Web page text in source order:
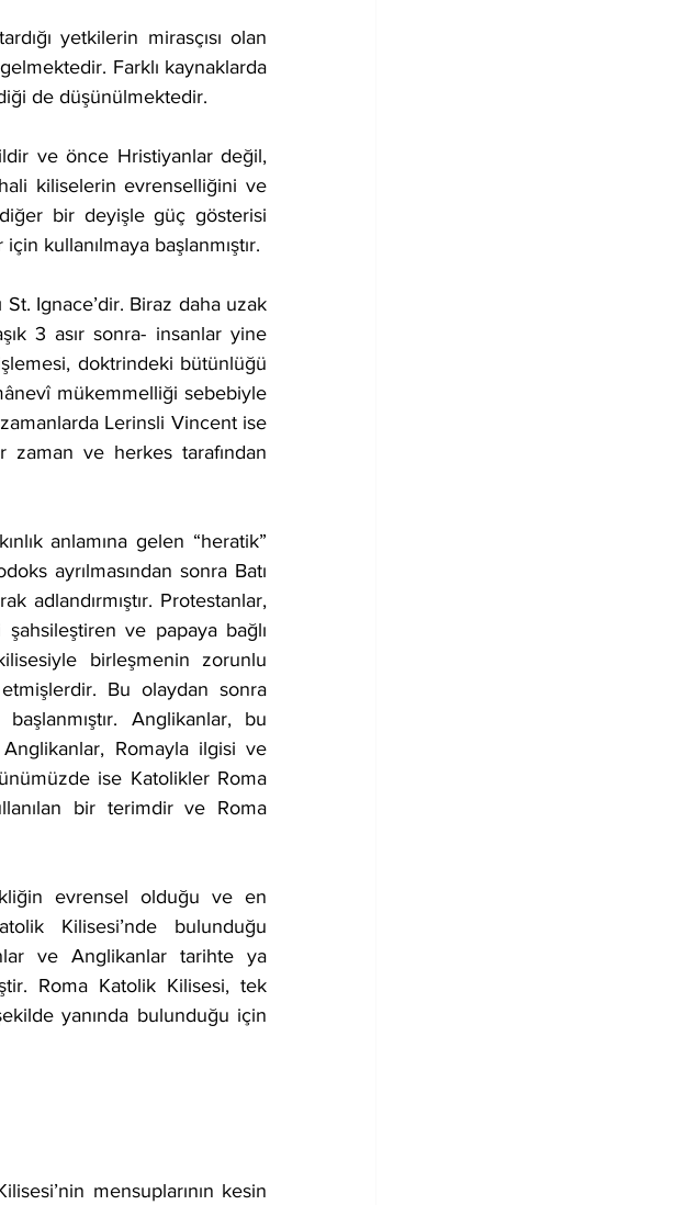
Farklı kaynaklarda
de düşünülmektedir.
kiliselerin evrenselliğini ve
bir deyişle güç gösterisi
kullanılmaya başlanmıştır.
3 asır sonra- insanlar yine
doktrindeki bütünlüğü
mükemmelliği sebebiyle
Lerinsli Vincent ise
ve herkes tarafından
ayrılmasından sonra Batı
adlandırmıştır. Protestanlar,
ve papaya bağlı
birleşmenin zorunlu
Bu olaydan sonra
Anglikanlar, bu
Anglikanlar, Romayla ilgisi ve
ise Katolikler Roma
bir terimdir ve Roma
Kilisesi’nde bulunduğu
ve Anglikanlar tarihte ya
Roma Katolik Kilisesi, tek
yanında bulunduğu için